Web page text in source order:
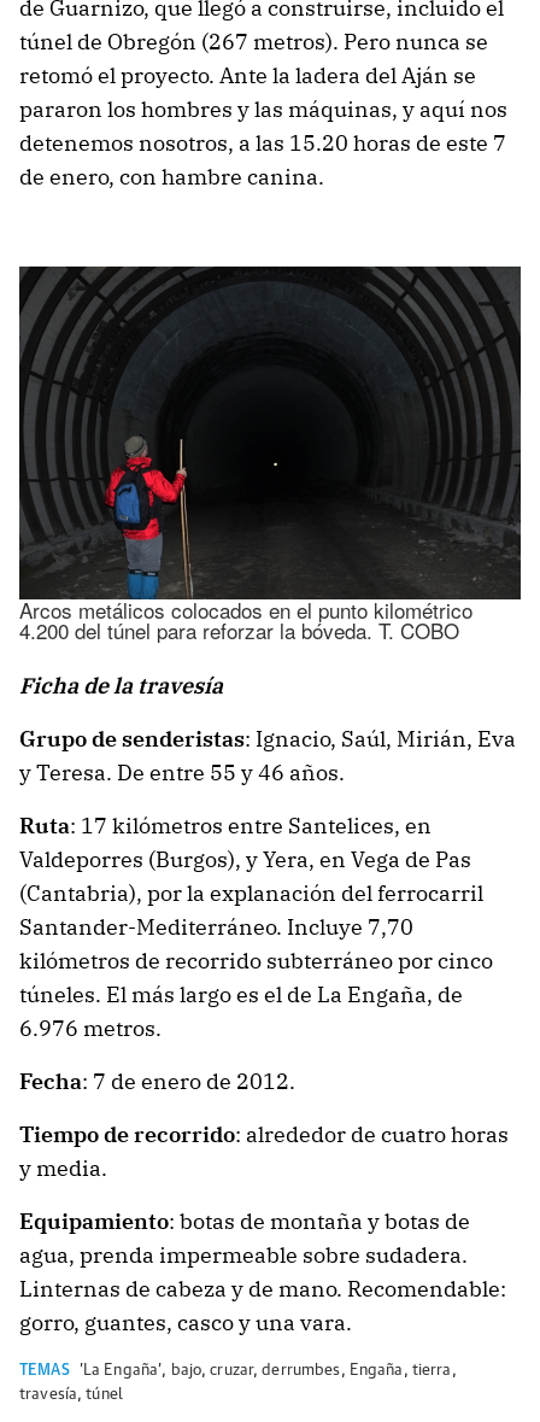
de Guarnizo, que llegó a construirse, incluido el
túnel de Obregón (267 metros). Pero nunca se
retomó el proyecto. Ante la ladera del Aján se
pararon los hombres y las máquinas, y aquí nos
detenemos nosotros, a las 15.20 horas de este 7
de enero, con hambre canina.
Arcos metálicos colocados en el punto kilométrico
4.200 del túnel para reforzar la bóveda. T. COBO
Ficha de la travesía
Grupo de senderistas: Ignacio, Saúl, Mirián, Eva
y Teresa. De entre 55 y 46 años.
Ruta: 17 kilómetros entre Santelices, en
Valdeporres (Burgos), y Yera, en Vega de Pas
(Cantabria), por la explanación del ferrocarril
Santander-Mediterráneo. Incluye 7,70
kilómetros de recorrido subterráneo por cinco
túneles. El más largo es el de La Engaña, de
6.976 metros.
Fecha: 7 de enero de 2012.
Tiempo de recorrido: alrededor de cuatro horas
y media.
Equipamiento: botas de montaña y botas de
agua, prenda impermeable sobre sudadera.
Linternas de cabeza y de mano. Recomendable:
gorro, guantes, casco y una vara.
TEMAS 'La Engaña', bajo,cruzar,derrumbes, Engaña , tierra ,
travesía,túnel